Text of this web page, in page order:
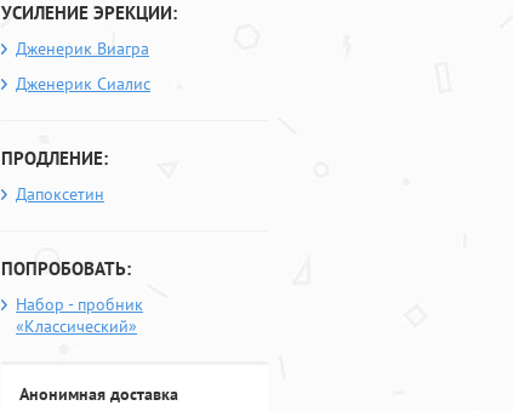
УСИЛЕНИЕ ЭРЕКЦИИ:
Дженерик Виагра
Дженерик Сиалис
ПРОДЛЕНИЕ:
Дапоксетин
ПОПРОБОВАТЬ:
Набор - пробник
«Классический»
Анонимная доставка